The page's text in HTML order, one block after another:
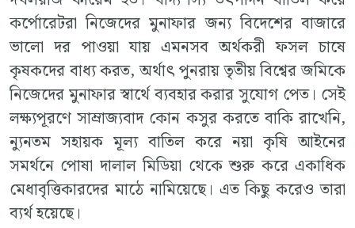
কর্পোরেটরা নিজেদের মুনাফার জন্য বিদেশের বাজারে
ভালো দর পাওয়া যায় এমনসব অর্থকরী ফসল চাষে
কৃষকদের বাধ্য করত, অর্থাৎ পুনরায় তৃতীয় বিশ্বের জমিকে
নিজেদের মুনাফার স্বার্থে ব্যবহার করার সুযোগ পেত। সেই
লক্ষ্যপূরণে সাম্রাজ্যবাদ কোন কসুর করতে বাকি রাখেনি,
ন্যুনতম সহায়ক মূল্য বাতিল করে নয়া কৃষি আইনের
সমর্থনে পোষা দালাল মিডিয়া থেকে শুরু করে একাধিক
মেধাবৃত্তিকারদের মাঠে নামিয়েছে। এত কিছু করেও তারা
ব্যর্থ হয়েছে।